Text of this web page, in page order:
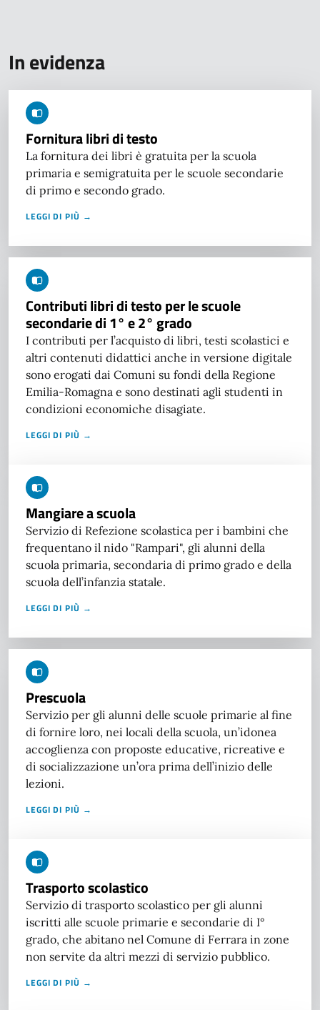
In evidenza
Fornitura libri di testo
La fornitura dei libri è gratuita per la scuola
primaria e semigratuita per le scuole secondarie
di primo e secondo grado.
LEGGI DI PIÙ →
Contributi libri di testo per le scuole
secondarie di 1° e 2° grado
I contributi per l’acquisto di libri, testi scolastici e
altri contenuti didattici anche in versione digitale
sono erogati dai Comuni su fondi della Regione
Emilia-Romagna e sono destinati agli studenti in
condizioni economiche disagiate.
LEGGI DI PIÙ →
Mangiare a scuola
Servizio di Refezione scolastica per i bambini che
frequentano il nido "Rampari", gli alunni della
scuola primaria, secondaria di primo grado e della
scuola dell’infanzia statale.
LEGGI DI PIÙ →
Prescuola
Servizio per gli alunni delle scuole primarie al fine
di fornire loro, nei locali della scuola, un’idonea
accoglienza con proposte educative, ricreative e
di socializzazione un’ora prima dell’inizio delle
lezioni.
LEGGI DI PIÙ →
Trasporto scolastico
Servizio di trasporto scolastico per gli alunni
iscritti alle scuole primarie e secondarie di I°
grado, che abitano nel Comune di Ferrara in zone
non servite da altri mezzi di servizio pubblico.
LEGGI DI PIÙ →